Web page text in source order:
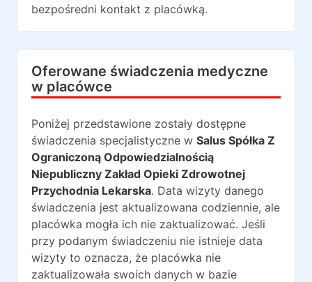
bezpośredni kontakt z placówką.
Oferowane świadczenia medyczne
w placówce
Poniżej przedstawione zostały dostępne
świadczenia specjalistyczne w Salus Spółka Z
Ograniczoną Odpowiedzialnością
Niepubliczny Zakład Opieki Zdrowotnej
Przychodnia Lekarska. Data wizyty danego
świadczenia jest aktualizowana codziennie, ale
placówka mogła ich nie zaktualizować. Jeśli
przy podanym świadczeniu nie istnieje data
wizyty to oznacza, że placówka nie
zaktualizowała swoich danych w bazie